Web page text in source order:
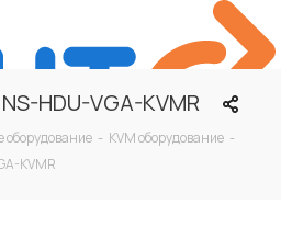
HDU-VGA-KVMR
оборудование - KVM оборудование -
KVMR